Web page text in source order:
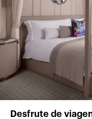
Desfrute de